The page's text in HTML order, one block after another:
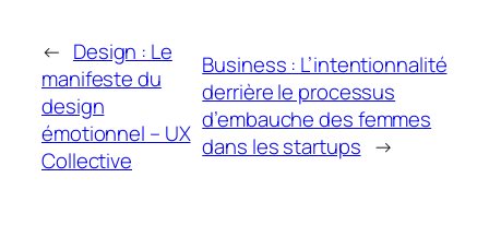
← Design : Le
manifeste du
design
émotionnel – UX
Collective
Business : L’intentionnalité
derrière le processus
d’embauche des femmes
dans les startups →